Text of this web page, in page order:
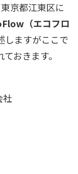
京都江東区に
（エコフロ
しますがここで
おきます。
社